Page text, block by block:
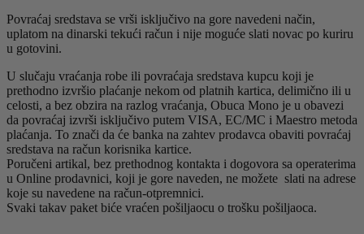
Povraćaj sredstava se vrši isključivo na gore navedeni način,
uplatom na dinarski tekući račun i nije moguće slati novac po kuriru
u gotovini.
U slučaju vraćanja robe ili povraćaja sredstava kupcu koji je
prethodno izvršio plaćanje nekom od platnih kartica, delimično ili u
celosti, a bez obzira na razlog vraćanja, Obuca Mono je u obavezi
da povraćaj izvrši isključivo putem VISA, EC/MC i Maestro metoda
plaćanja. To znači da će banka na zahtev prodavca obaviti povraćaj
sredstava na račun korisnika kartice.
Poručeni artikal, bez prethodnog kontakta i dogovora sa operaterima
u Online prodavnici, koji je gore naveden, ne možete slati na adrese
koje su navedene na račun-otpremnici.
Svaki takav paket biće vraćen pošiljaocu o trošku pošiljaoca.